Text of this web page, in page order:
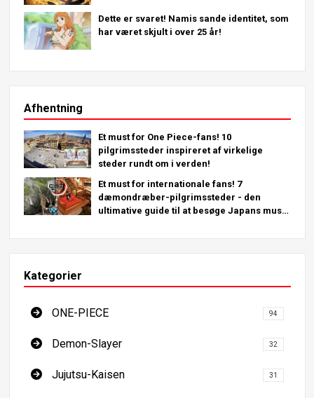
Dette er svaret! Namis sande identitet, som
har været skjult i over 25 år!
Afhentning
Et must for One Piece-fans! 10
pilgrimssteder inspireret af virkelige
steder rundt om i verden!
Et must for internationale fans! 7
dæmondræber-pilgrimssteder - den
ultimative guide til at besøge Japans must-
Kategorier
ONE-PIECE 94
Demon-Slayer 32
Jujutsu-Kaisen 31